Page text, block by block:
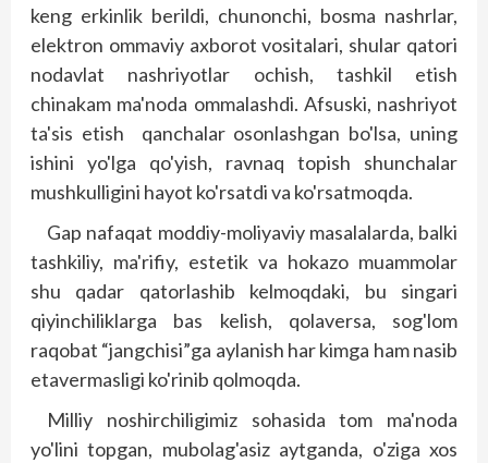
keng erkinlik berildi, chunonchi, bosma nashrlar,
elektron ommaviy axborot vositalari, shular qatori
nodavlat nashriyotlar ochish, tashkil etish
chinakam ma'noda ommalashdi. Afsuski, nashriyot
ta'sis etish qanchalar osonlashgan bo'lsa, uning
ishini yo'lga qo'yish, ravnaq topish shunchalar
mushkulligini hayot ko'rsatdi va ko'rsatmoqda.
Gap nafaqat moddiy-moliyaviy masalalarda, balki
tashkiliy, ma'rifiy, estetik va hokazo muammolar
shu qadar qatorlashib kelmoqdaki, bu singari
qiyinchiliklarga bas kelish, qolaversa, sog'lom
raqobat “jangchisi”ga aylanish har kimga ham nasib
etavermasligi ko'rinib qolmoqda.
Milliy noshirchiligimiz sohasida tom ma'noda
yo'lini topgan, mubolag'asiz aytganda, o'ziga xos